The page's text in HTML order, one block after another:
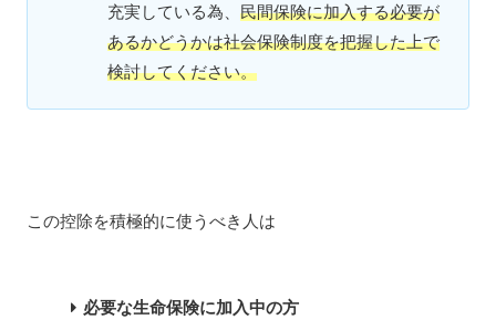
充実している為、 民間保険に加入する必要が
あるかどうかは社会保険制度を把握した上で
検討してください。
この控除を積極的に使うべき人は
必要な生命保険に加入中の方